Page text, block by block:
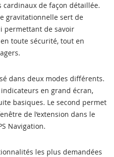
cardinaux de façon détaillée.
gravitationnelle sert de
permettant de savoir
toute sécurité, tout en
dans deux modes différents.
en grand écran,
basiques. Le second permet
de l’extension dans le
Navigation.
les plus demandées